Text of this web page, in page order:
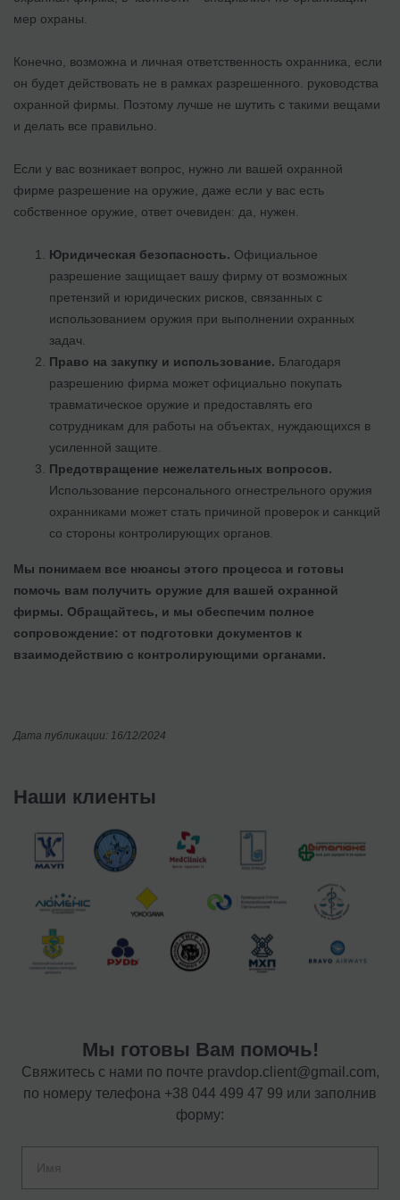
мер охраны.
Конечно, возможна и личная ответственность охранника, если
он будет действовать не в рамках разрешенного. руководства
охранной фирмы. Поэтому лучше не шутить с такими вещами
и делать все правильно.
Если у вас возникает вопрос, нужно ли вашей охранной
фирме разрешение на оружие, даже если у вас есть
собственное оружие, ответ очевиден: да, нужен.
Юридическая безопасность. Официальное
разрешение защищает вашу фирму от возможных
претензий и юридических рисков, связанных с
использованием оружия при выполнении охранных
задач.
Право на закупку и использование. Благодаря
разрешению фирма может официально покупать
травматическое оружие и предоставлять его
сотрудникам для работы на объектах, нуждающихся в
усиленной защите.
Предотвращение нежелательных вопросов.
Использование персонального огнестрельного оружия
охранниками может стать причиной проверок и санкций
со стороны контролирующих органов.
Мы понимаем все нюансы этого процесса и готовы
помочь вам получить оружие для вашей охранной
фирмы. Обращайтесь, и мы обеспечим полное
сопровождение: от подготовки документов к
взаимодействию с контролирующими органами.
Дата публикации: 16/12/2024
Наши клиенты
Мы готовы Вам помочь!
Свяжитесь с нами по почте pravdop.client@gmail.com,
по номеру телефона +38 044 499 47 99 или заполнив
форму: